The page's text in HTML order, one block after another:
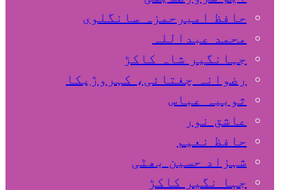
حافظ امیرحمزہ سانگلوی
محمد عبداللہ
جہانگیر شاہ کاکڑ
رضوانہ چغتائی، کہروڑپکا
ثوبیہ عباس
عاشق نور
حافظ نعیم
شہزاد حسین بھٹی
جہا نگیر کاکڑ